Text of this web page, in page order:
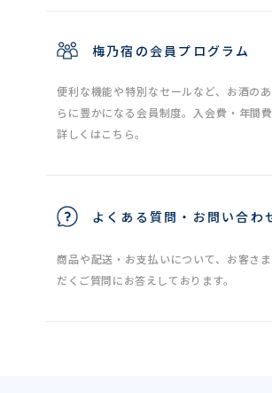
梅乃宿の会員プログラム
便利な機能や特別なセールなど、お酒の
らに豊かになる会員制度。入会費・年間費
詳しくはこちら。
よくある質問・お問い合わ
商品や配送・お支払いについて、お客さ
だくご質問にお答えしております。